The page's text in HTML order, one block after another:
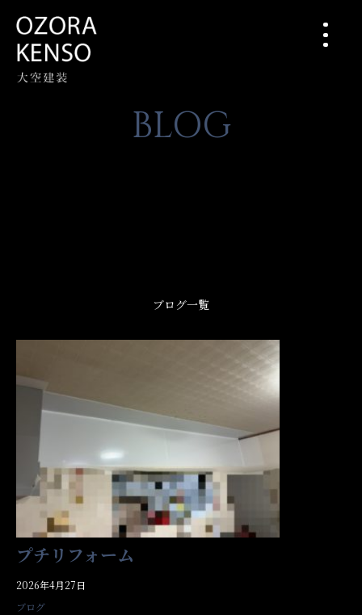
BLOG
ブログ一覧
プチリフォーム
2026年4月27日
ブログ